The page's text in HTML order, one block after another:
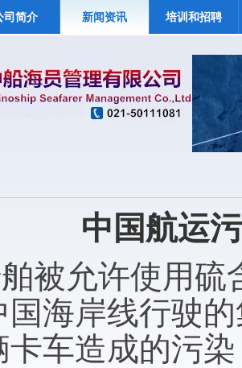
司简介 新闻资讯 培训和招聘
中国航运
被允许使用
国海岸线行驶
卡车造成的污染